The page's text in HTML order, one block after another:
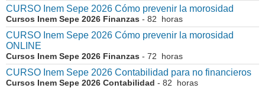
CURSO Inem Sepe 2026 Cómo prevenir la morosidad
Cursos Inem Sepe 2026 Finanzas - 82 horas
CURSO Inem Sepe 2026 Cómo prevenir la morosidad
ONLINE
Cursos Inem Sepe 2026 Finanzas - 72 horas
CURSO Inem Sepe 2026 Contabilidad para no financieros
Cursos Inem Sepe 2026 Contabilidad - 82 horas